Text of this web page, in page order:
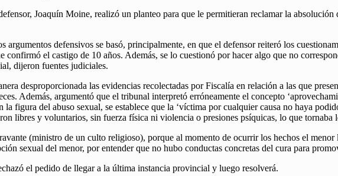
Joaquín Moine, realizó un planteo para que le permitieran reclamar la
argumentos defensivos se basó, principalmente, en que el defensor reiteró los
el castigo de 10 años. Además, se lo cuestionó por hacer algo que no
dijeron fuentes judiciales.
desproporcionada las evidencias recolectadas por Fiscalía en relación a las que
Además, argumentó que el tribunal interpretó erróneamente el concepto
la figura del abuso sexual, se establece que la ‘víctima por cualquier causa no haya
libres y voluntarios, sin fuerza física ni violencia o presiones psíquicas, lo que tornaba
(ministro de un culto religioso), porque al momento de ocurrir los hechos el
sexual del menor, por entender que no hubo conductas concretas del cura para
el pedido de llegar a la última instancia provincial y luego resolverá.